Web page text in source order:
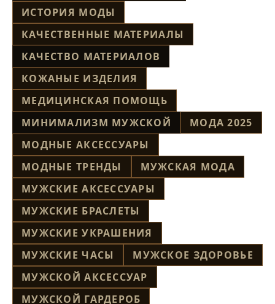
ИСТОРИЯ МОДЫ
КАЧЕСТВЕННЫЕ МАТЕРИАЛЫ
КАЧЕСТВО МАТЕРИАЛОВ
КОЖАНЫЕ ИЗДЕЛИЯ
МЕДИЦИНСКАЯ ПОМОЩЬ
МИНИМАЛИЗМ МУЖСКОЙ
МОДА 2025
МОДНЫЕ АКСЕССУАРЫ
МОДНЫЕ ТРЕНДЫ
МУЖСКАЯ МОДА
МУЖСКИЕ АКСЕССУАРЫ
МУЖСКИЕ БРАСЛЕТЫ
МУЖСКИЕ УКРАШЕНИЯ
МУЖСКИЕ ЧАСЫ
МУЖСКОЕ ЗДОРОВЬЕ
МУЖСКОЙ АКСЕССУАР
МУЖСКОЙ ГАРДЕРОБ